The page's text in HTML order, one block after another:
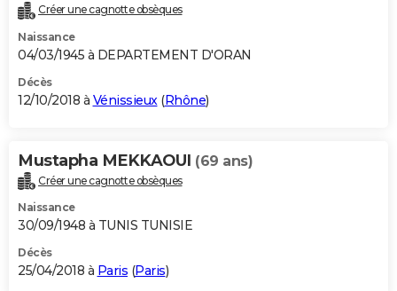
Créer une cagnotte obsèques
Naissance
04/03/1945 à DEPARTEMENT D'ORAN
Décès
12/10/2018 à Vénissieux (Rhône)
Mustapha MEKKAOUI (69 ans)
Créer une cagnotte obsèques
Naissance
30/09/1948 à TUNIS TUNISIE
Décès
25/04/2018 à Paris (Paris)